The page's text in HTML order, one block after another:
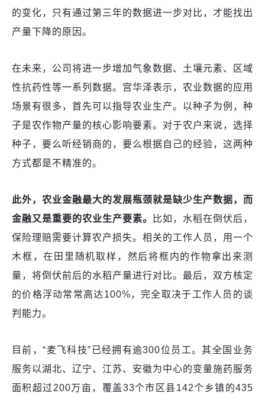
的变化，只有通过第三年的数据进一步对比，才能找出
产量下降的原因。
在未来，公司将进一步增加气象数据、土壤元素、区域
性抗药性等一系列数据。宫华泽表示，农业数据的应用
场景有很多，首先可以指导农业生产。以种子为例，种
子是农作物产量的核心影响要素。对于农户来说，选择
种子，要么听经销商的，要么根据自己的经验，这两种
方式都是不精准的。
此外，农业金融最大的发展瓶颈就是缺少生产数据，而
金融又是重要的农业生产要素。
比如，水稻在倒伏后，
保险理赔需要计算农产损失。相关的工作人员，用一个
木框，在田里随机取样，然后将框内的作物拿出来测
量，将倒伏前后的水稻产量进行对比。最后，双方核定
的价格浮动常常高达100%，完全取决于工作人员的谈
判能力。
目前，“麦飞科技”已经拥有逾300位员工。其全国业务
服务以湖北、辽宁、江苏、安徽为中心的变量施药服务
面积超过200万亩，覆盖33个市区县142个乡镇的435